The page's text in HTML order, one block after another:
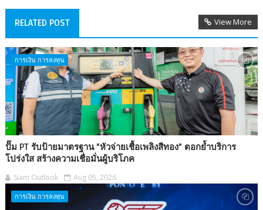
RELATED POST View More
การเงิน การลงทุน
ปั๊ม PT รับป้ายมาตรฐาน "หัวจ่ายเชื้อเพลิงสีทอง" ตอกย้ำบริการ
โปร่งใส สร้างความเชื่อมั่นผู้บริโภค
Siam Outlook Aug 05, 2026
การเงิน การลงทุน